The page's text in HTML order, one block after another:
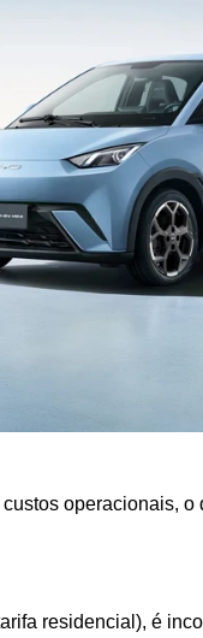
operacionais, o
residencial), é